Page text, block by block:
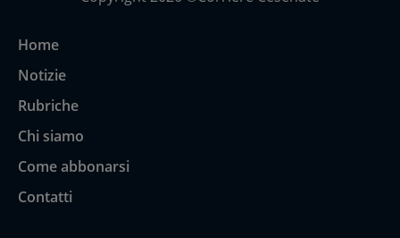
Home
Notizie
Rubriche
Chi siamo
Come abbonarsi
Contatti